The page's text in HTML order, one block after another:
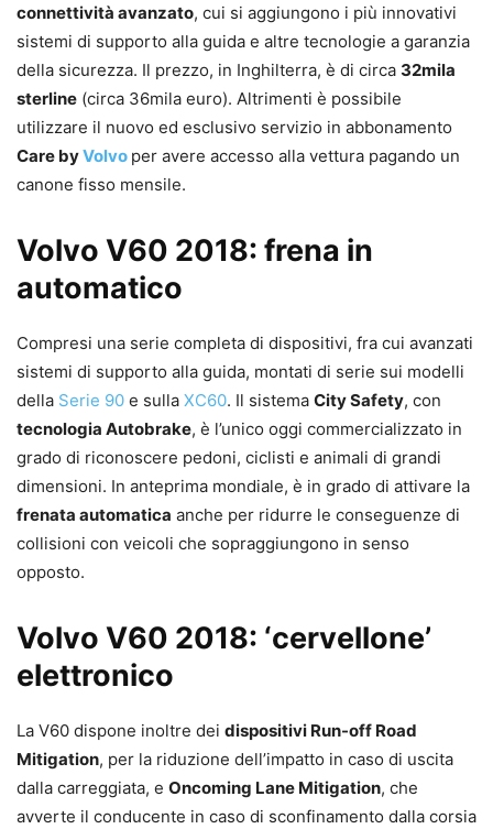
connettività avanzato, cui si aggiungono i più innovativi
sistemi di supporto alla guida e altre tecnologie a garanzia
della sicurezza. Il prezzo, in Inghilterra, è di circa 32mila
sterline (circa 36mila euro). Altrimenti è possibile
utilizzare il nuovo ed esclusivo servizio in abbonamento
Care byVolvo per avere accesso alla vettura pagando un
canone fisso mensile.
Volvo V60 2018: frena in
automatico
Compresi una serie completa di dispositivi, fra cui avanzati
sistemi di supporto alla guida, montati di serie sui modelli
della Serie 90 e sulla XC60. Il sistema City Safety, con
tecnologia Autobrake, è l’unico oggi commercializzato in
grado di riconoscere pedoni, ciclisti e animali di grandi
dimensioni. In anteprima mondiale, è in grado di attivare la
frenata automatica anche per ridurre le conseguenze di
collisioni con veicoli che sopraggiungono in senso
opposto.
Volvo V60 2018: ‘cervellone’
elettronico
La V60 dispone inoltre dei dispositivi Run-off Road
Mitigation, per la riduzione dell’impatto in caso di uscita
dalla carreggiata, e Oncoming Lane Mitigation, che
avverte il conducente in caso di sconfinamento dalla corsia